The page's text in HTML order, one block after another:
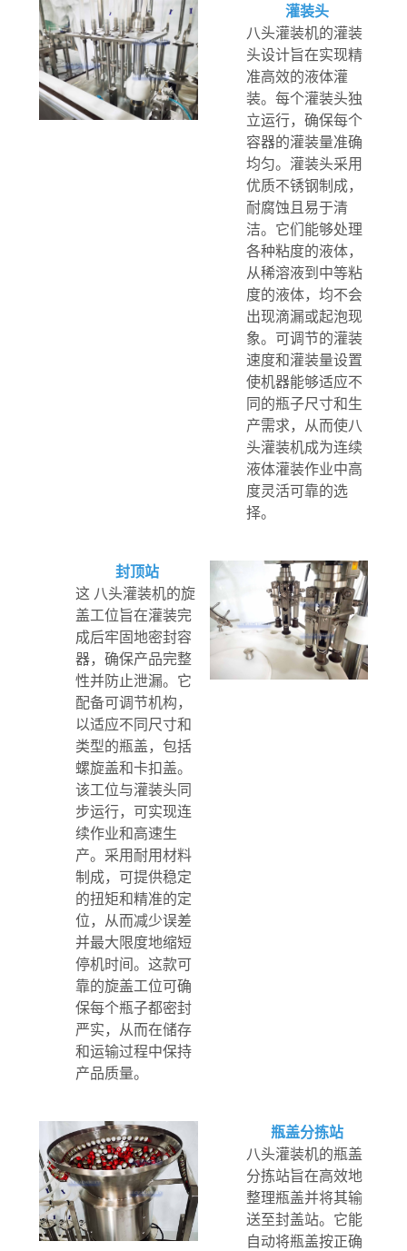
灌装头
八头灌装机的灌装
头设计旨在实现精
准高效的液体灌
装。每个灌装头独
立运行，确保每个
容器的灌装量准确
均匀。灌装头采用
优质不锈钢制成，
耐腐蚀且易于清
洁。它们能够处理
各种粘度的液体，
从稀溶液到中等粘
度的液体，均不会
出现滴漏或起泡现
象。可调节的灌装
速度和灌装量设置
使机器能够适应不
同的瓶子尺寸和生
产需求，从而使八
头灌装机成为连续
液体灌装作业中高
度灵活可靠的选
择。
封顶站
这 八头灌装机的旋
盖工位旨在灌装完
成后牢固地密封容
器，确保产品完整
性并防止泄漏。它
配备可调节机构，
以适应不同尺寸和
类型的瓶盖，包括
螺旋盖和卡扣盖。
该工位与灌装头同
步运行，可实现连
续作业和高速生
产。采用耐用材料
制成，可提供稳定
的扭矩和精准的定
位，从而减少误差
并最大限度地缩短
停机时间。这款可
靠的旋盖工位可确
保每个瓶子都密封
严实，从而在储存
和运输过程中保持
产品质量。
瓶盖分拣站
八头灌装机的瓶盖
分拣站旨在高效地
整理瓶盖并将其输
送至封盖站。它能
自动将瓶盖按正确